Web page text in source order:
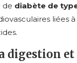
de diabète de
liées
digestion et